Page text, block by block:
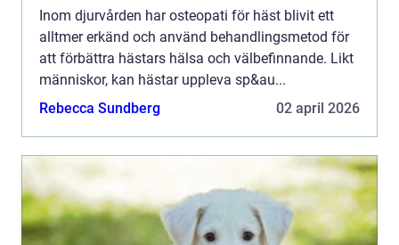
Inom djurvården har osteopati för häst blivit ett
alltmer erkänd och använd behandlingsmetod för
att förbättra hästars hälsa och välbefinnande. Likt
människor, kan hästar uppleva sp&au...
Rebecca Sundberg
02 april 2026